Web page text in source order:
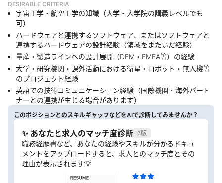
DESIRABLE CRITERIA
宇宙工学・航空工学の知識（大学・大学院の講義レベルでも
可）
ハードウェアと連携するソフトウェア、またはソフトウェアと
連携するハードウェアの設計経験（領域をまたいだ経験）
量産・製造ラインへの設計展開（DFM・FMEA等）の経験
大学・研究機関・課外活動における衛星・ロボット・無人機等
のプロジェクト経験
英語での技術コミュニケーション経験（国際機関・海外パート
ナーとの連携が生じる場合があります）
このポジションとのスキルギャップなどをAIで診断してみませんか？
✨ あなたと求人のマッチ度診断 β版
職務経歴書など、あなたの経験やスキルが分かるドキュ
メントをアップロードすると、求人とのマッチ度とその
理由が表示されます💡